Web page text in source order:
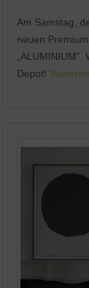
Am Samstag,
neuen
Depot!